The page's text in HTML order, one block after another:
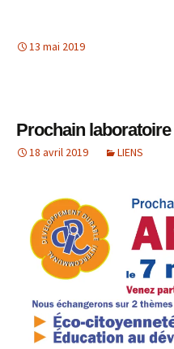
13 mai 2019
Prochain laboratoire
18 avril 2019 LIENS